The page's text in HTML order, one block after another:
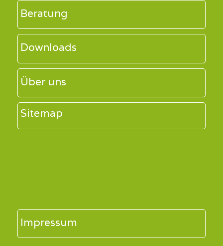
Beratung
Downloads
Über uns
Sitemap
Impressum